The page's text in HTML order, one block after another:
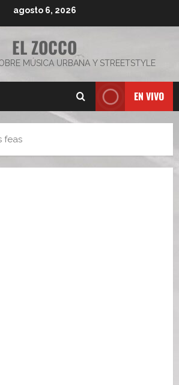
agosto 6, 2026
EL ZOCCO
MÚSICA URBANA Y STREETSTYLE
EN VIVO
feas